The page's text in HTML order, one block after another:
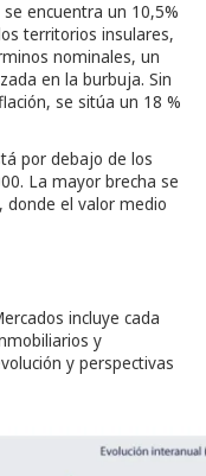
encuentra un 10,5%
territorios insulares,
nominales, un
en la burbuja. Sin
se sitúa un 18 %
por debajo de los
La mayor brecha se
donde el valor medio
incluye cada
y
y perspectivas